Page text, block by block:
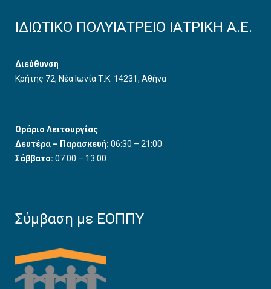
ΙΔΙΩΤΙΚΟ ΠΟΛΥΙΑΤΡΕΙΟ ΙΑΤΡΙΚΗ Α.Ε.
Διεύθυνση
Κρήτης 72, Νέα Ιωνία Τ.Κ. 14231, Αθήνα
Ωράριο Λειτουργίας
Δευτέρα – Παρασκευή: 06:30 – 21:00
Σάββατο: 07.00 – 13.00
Σύμβαση με ΕΟΠΠΥ